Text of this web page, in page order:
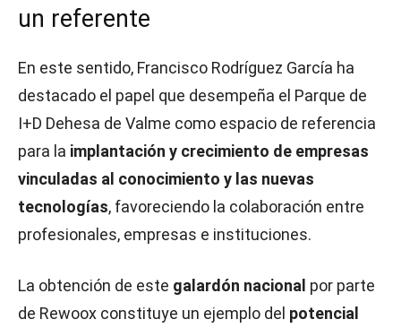
un referente
En este sentido, Francisco Rodríguez García ha
destacado el papel que desempeña el Parque de
I+D Dehesa de Valme como espacio de referencia
para la implantación y crecimiento de empresas
vinculadas al conocimiento y las nuevas
tecnologías, favoreciendo la colaboración entre
profesionales, empresas e instituciones.
La obtención de este galardón nacional por parte
de Rewoox constituye un ejemplo del potencial